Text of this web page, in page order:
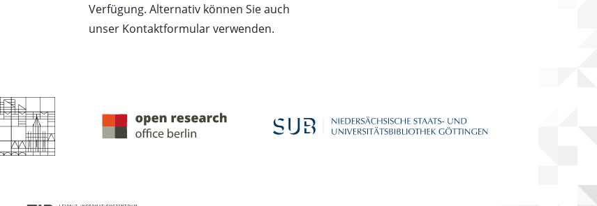
Verfügung. Alternativ können Sie auch
unser Kontaktformular verwenden.